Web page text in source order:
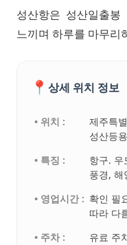
성산항은 성산일출
느끼며 하루를 마무리
📍 상세 위치 정보
• 위치 :
제주특
성산등
• 특징 :
항구. 우
풍경, 해
• 영업시간 : 확인 필
따라 다
• 주차 :
유료 주